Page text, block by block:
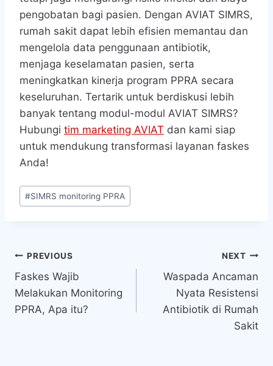
banyak tentang modul-modul AVIAT SIMRS?
Hubungitim marketing AVIATdan kami siap
untuk mendukung transformasi layanan faskes
Anda!
Post
Tags:
#SIMRS monitoring PPRA
Navigasi
pos
PREVIOUS
Melakukan Monitoring
Similar Posts